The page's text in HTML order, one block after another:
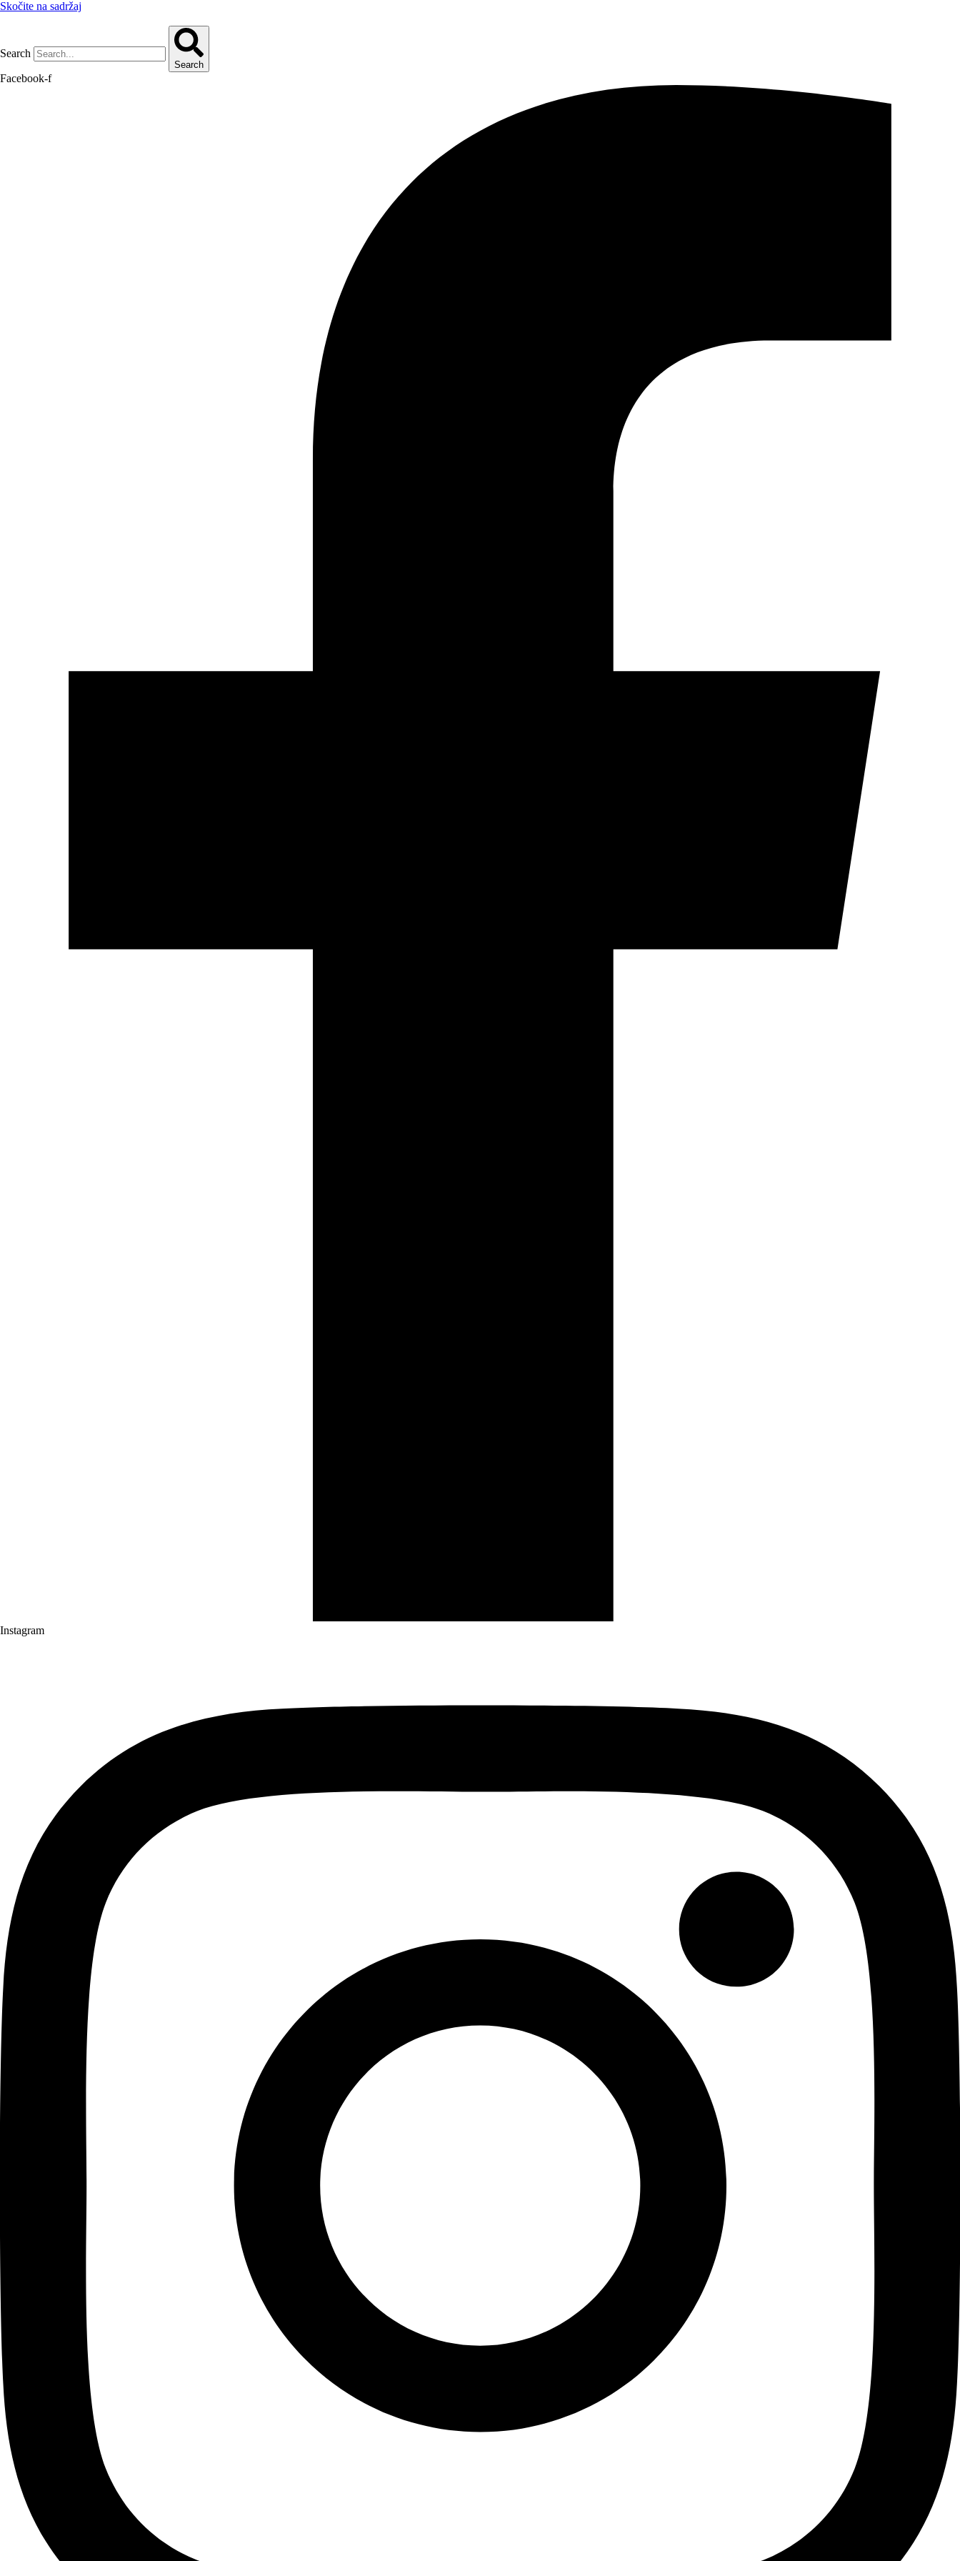
Skočite na sadržaj
Search
Search
Facebook-f
Instagram